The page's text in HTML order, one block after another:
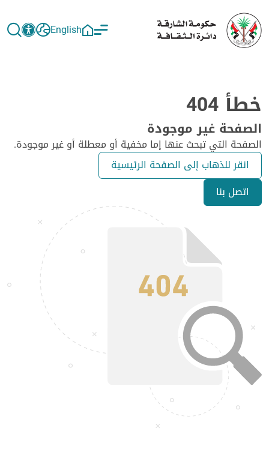
English
خطأ 404
الصفحة غير موجودة
الصفحة التي تبحث عنها إما مخفية أو معطلة أو غير موجودة.
انقر للذهاب إلى الصفحة الرئيسية
اتصل بنا